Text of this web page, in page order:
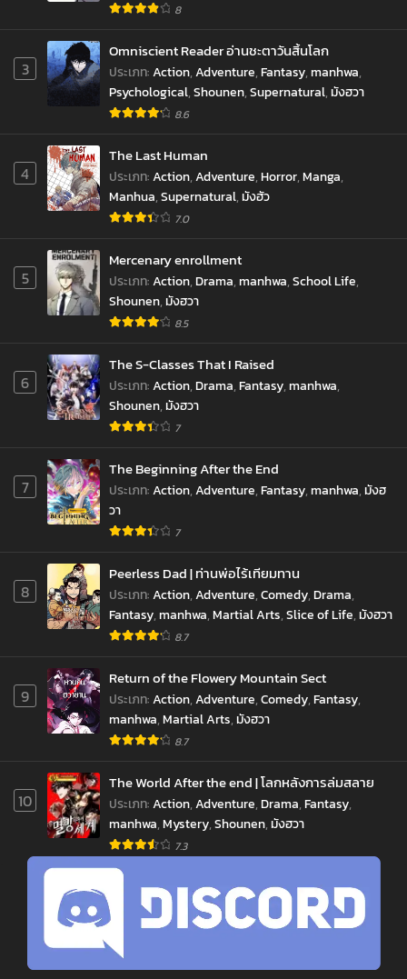
8
3
Omniscient Reader อ่านชะตาวันสิ้นโลก
ประเภท:Action,Adventure,Fantasy,manhwa,
Psychological,Shounen,Supernatural,มังฮวา
8.6
4
The Last Human
ประเภท:Action,Adventure,Horror,Manga,
Manhua,Supernatural,มังฮัว
7.0
5
Mercenary enrollment
ประเภท:Action,Drama,manhwa,School Life,
Shounen,มังฮวา
8.5
6
The S-Classes That I Raised
ประเภท:Action,Drama,Fantasy,manhwa,
Shounen,มังฮวา
7
7
The Beginning After the End
ประเภท:Action,Adventure,Fantasy,manhwa,มังฮ
วา
7
8
Peerless Dad | ท่านพ่อไร้เทียมทาน
ประเภท:Action,Adventure,Comedy,Drama,
Fantasy,manhwa,Martial Arts,Slice of Life,มังฮวา
8.7
9
Return of the Flowery Mountain Sect
ประเภท:Action,Adventure,Comedy,Fantasy,
manhwa,Martial Arts,มังฮวา
8.7
10
The World After the end | โลกหลังการล่มสลาย
ประเภท:Action,Adventure,Drama,Fantasy,
manhwa,Mystery,Shounen,มังฮวา
7.3
jav xxxจีน มังงะ